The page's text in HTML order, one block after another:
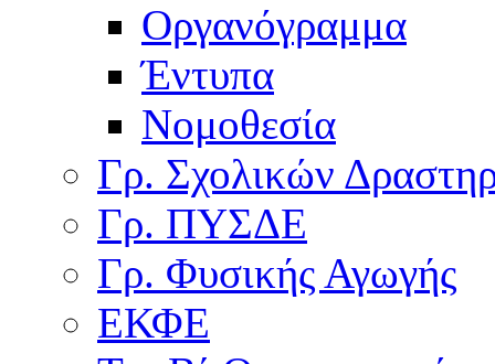
Οργανόγραμμα
Έντυπα
Νομοθεσία
Γρ. Σχολικών
Γρ. ΠΥΣΔΕ
Γρ. Φυσικής Αγωγής
ΕΚΦΕ